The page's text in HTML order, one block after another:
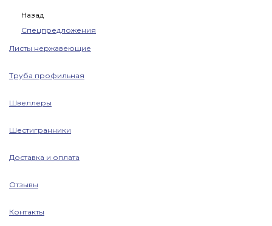
Назад
Спецпредложения
Листы нержавеющие
Труба профильная
Швеллеры
Шестигранники
Доставка и оплата
Отзывы
Контакты